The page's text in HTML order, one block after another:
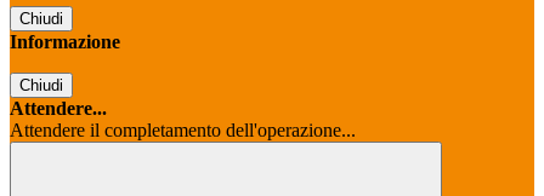
Chiudi
Informazione
Chiudi
Attendere...
Attendere il completamento dell'operazione...